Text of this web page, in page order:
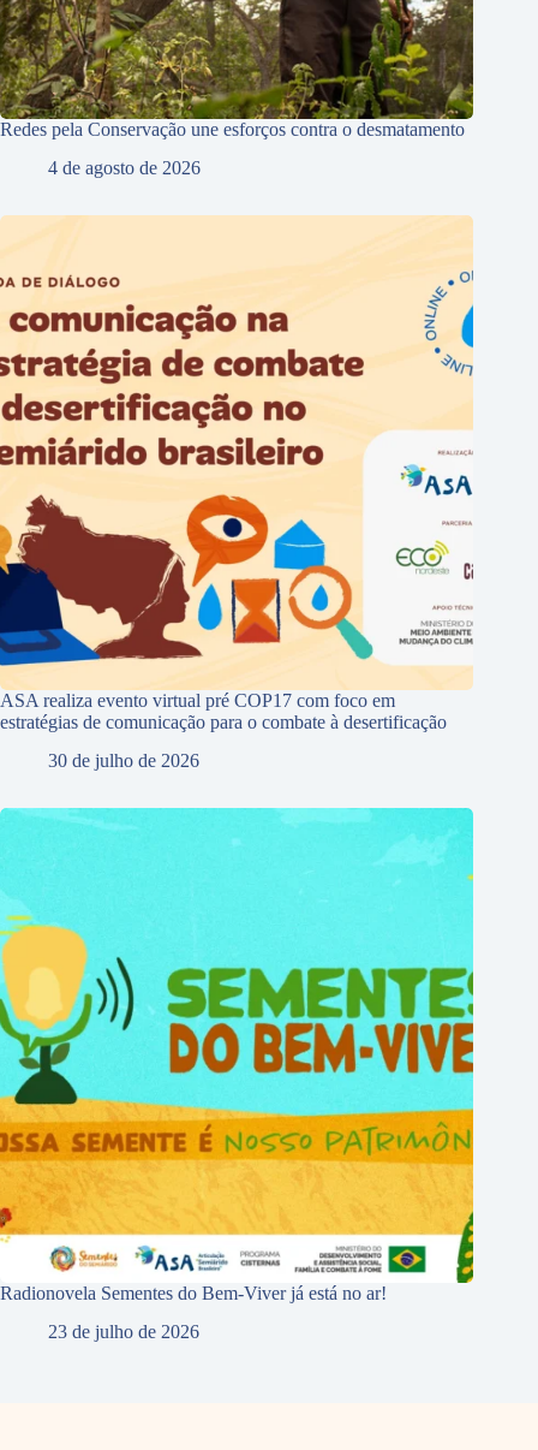
Redes pela Conservação une esforços contra o desmatamento
4 de agosto de 2026
ASA realiza evento virtual pré COP17 com foco em
estratégias de comunicação para o combate à desertificação
30 de julho de 2026
Radionovela Sementes do Bem-Viver já está no ar!
23 de julho de 2026